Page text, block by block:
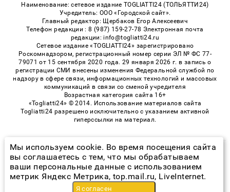
Наименование: сетевое издание TOGLIATTI24 (ТОЛЬЯТТИ24)
Учредитель: ООО «Городской сайт».
Главный редактор: Щербаков Егор Алексеевич
Телефон редакции : 8 (987) 159-27-78 Электронная почта
редакции: info@togliatti24.ru
Сетевое издание «TOGLIATTI24» зарегистрировано
Роскомнадзором, регистрационный номер серии ЭЛ № ФС 77-
79071 от 15 сентября 2020 года. 29 января 2026 г. в запись о
регистрации СМИ внесены изменения Федеральной службой по
надзору в сфере связи, информационных технологий и массовых
коммуникаций в связи со сменой учредителя
Возрастная категория сайта 16+
«Togliatti24» © 2014. Использование материалов сайта
Togliatti24 разрешено исключительно с указанием активной
гиперссылки на материал.
© 2026 «Togliatti24» | Все права защищены
Возрастная категория сайта 16+
Политика конфиденциальности
Мы используем cookie. Во время посещения сайта
вы соглашаетесь с тем, что мы обрабатываем
ваши персональные данные с использованием
метрик Яндекс Метрика, top.mail.ru, LiveInternet.
Я согласен